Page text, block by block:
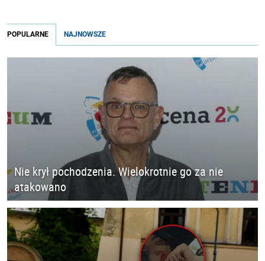
POPULARNE NAJNOWSZE
Nie krył pochodzenia. Wielokrotnie go za nie
atakowano